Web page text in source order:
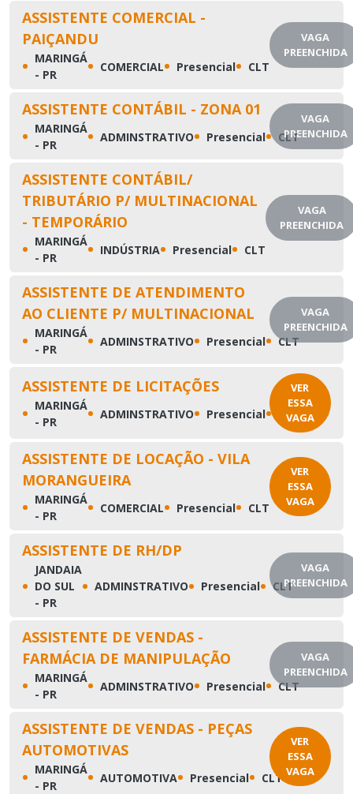
ASSISTENTE COMERCIAL -
PAIÇANDU
• MARINGÁ
- PR
• COMERCIAL• Presencial• CLT
VAGA
PREENCHIDA
ASSISTENTE CONTÁBIL - ZONA 01
• MARINGÁ
- PR
• ADMINSTRATIVO• Presencial• CLT
VAGA
PREENCHIDA
ASSISTENTE CONTÁBIL/
TRIBUTÁRIO P/ MULTINACIONAL
- TEMPORÁRIO
• MARINGÁ
- PR
• INDÚSTRIA• Presencial• CLT
VAGA
PREENCHIDA
ASSISTENTE DE ATENDIMENTO
AO CLIENTE P/ MULTINACIONAL
• MARINGÁ
- PR
• ADMINSTRATIVO• Presencial• CLT
VAGA
PREENCHIDA
ASSISTENTE DE LICITAÇÕES
• MARINGÁ
- PR
• ADMINSTRATIVO• Presencial• CLT
VER
ESSA
VAGA
ASSISTENTE DE LOCAÇÃO - VILA
MORANGUEIRA
• MARINGÁ
- PR
• COMERCIAL• Presencial• CLT
VER
ESSA
VAGA
ASSISTENTE DE RH/DP
•
JANDAIA
DO SUL
- PR
• ADMINSTRATIVO• Presencial• CLT
VAGA
PREENCHIDA
ASSISTENTE DE VENDAS -
FARMÁCIA DE MANIPULAÇÃO
• MARINGÁ
- PR
• ADMINSTRATIVO• Presencial• CLT
VAGA
PREENCHIDA
ASSISTENTE DE VENDAS - PEÇAS
AUTOMOTIVAS
• MARINGÁ
- PR
• AUTOMOTIVA• Presencial• CLT
VER
ESSA
VAGA